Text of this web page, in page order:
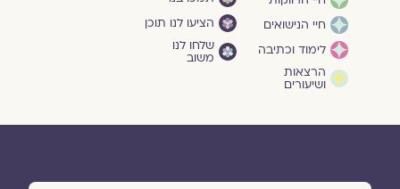
חיי הנישואים
לימוד וכתיבה
הרצאות
ושיעורים
הציעו לנו תוכן
שלחו לנו
משוב